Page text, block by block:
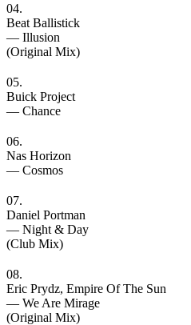
04.
Beat Ballistick
— Illusion
(Original Mix)
05.
Buick Project
— Chance
06.
Nas Horizon
— Cosmos
07.
Daniel Portman
— Night & Day
(Club Mix)
08.
Eric Prydz, Empire Of The Sun
— We Are Mirage
(Original Mix)